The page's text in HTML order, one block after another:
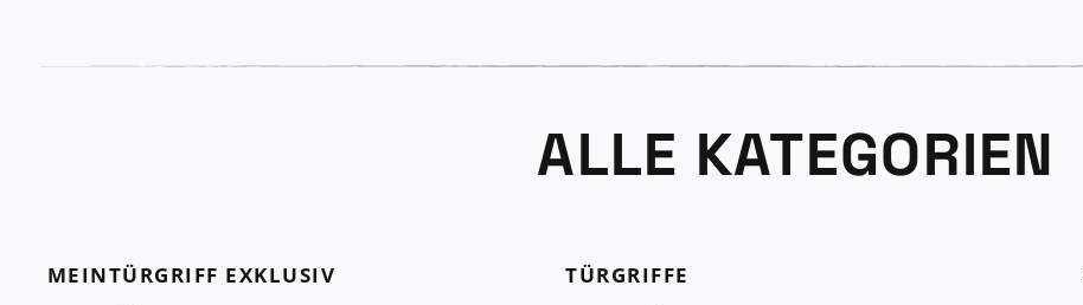
ALLE KATEGORIEN
MEINTÜRGRIFF EXKLUSIV TÜRGRIFFE